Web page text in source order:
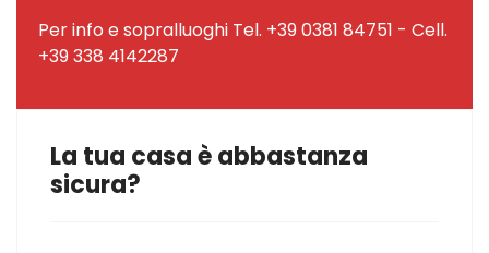
Per info e sopralluoghi Tel. +39 0381 84751 - Cell.
+39 338 4142287
La tua casa è abbastanza
sicura?